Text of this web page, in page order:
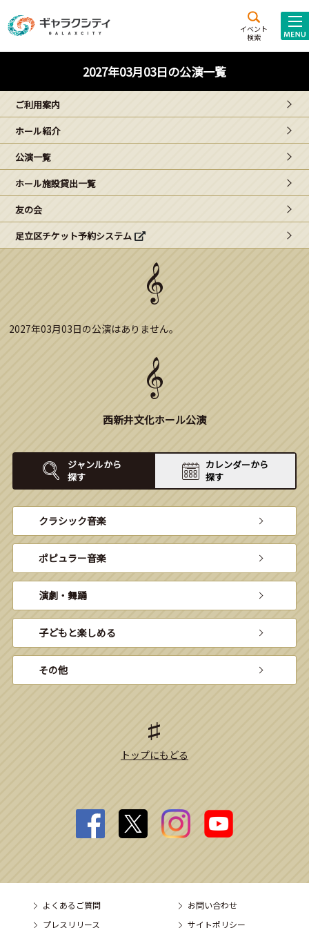
イベント
検索
施設案内
西新井
文化ホール
ギャラクシティとは
こどもみーてぃんぐ
Gがくえん
ブランドからのお知らせ
2027年03月03日の公演一覧
ご利用案内
ホール紹介
公演一覧
ホール施設貸出一覧
友の会
足立区チケット予約システム
2027年03月03日の公演はありません。
西新井文化ホール公演
ジャンルから
探す
カレンダーから
探す
クラシック音楽
ポピュラー音楽
演劇・舞踊
子どもと楽しめる
その他
トップにもどる
よくあるご質問
お問い合わせ
プレスリリース
サイトポリシー